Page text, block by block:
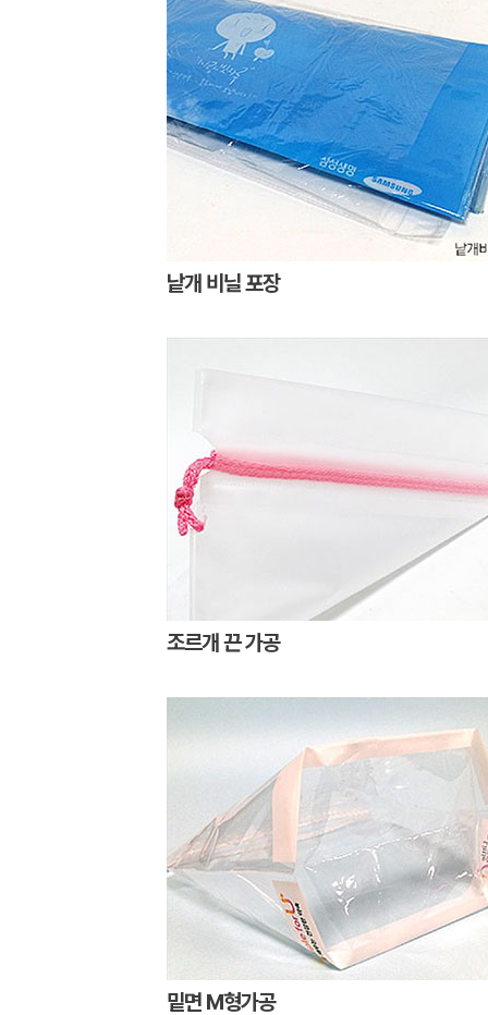
낱개 비닐 포장
조르개 끈 가공
밑면 M형가공